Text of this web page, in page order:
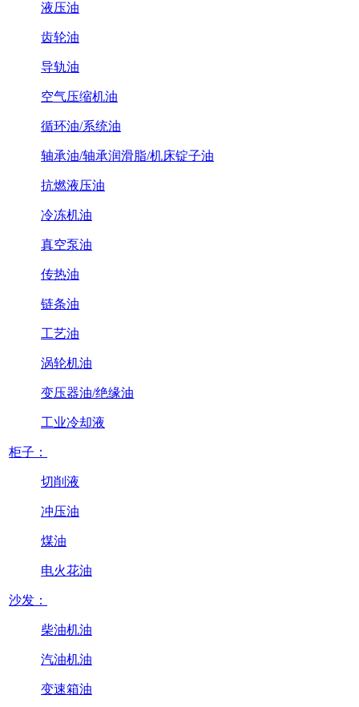
液压油
齿轮油
导轨油
空气压缩机油
循环油/系统油
轴承油/轴承润滑脂/机床锭子油
抗燃液压油
冷冻机油
真空泵油
传热油
链条油
工艺油
涡轮机油
变压器油/绝缘油
工业冷却液
柜子：
切削液
冲压油
煤油
电火花油
沙发：
柴油机油
汽油机油
变速箱油